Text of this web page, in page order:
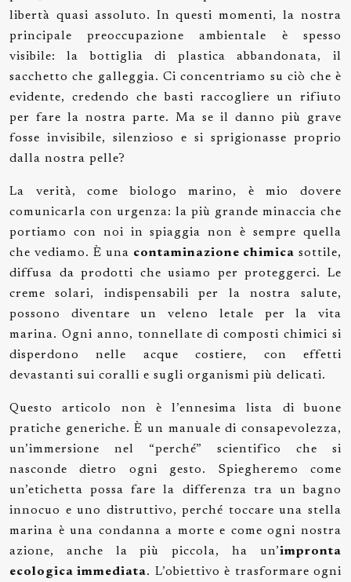
libertà quasi assoluto. In questi momenti, la nostra
principale preoccupazione ambientale è spesso
visibile: la bottiglia di plastica abbandonata, il
sacchetto che galleggia. Ci concentriamo su ciò che è
evidente, credendo che basti raccogliere un rifiuto
per fare la nostra parte. Ma se il danno più grave
fosse invisibile, silenzioso e si sprigionasse proprio
dalla nostra pelle?
La verità, come biologo marino, è mio dovere
comunicarla con urgenza: la più grande minaccia che
portiamo con noi in spiaggia non è sempre quella
che vediamo. È una contaminazione chimica sottile,
diffusa da prodotti che usiamo per proteggerci. Le
creme solari, indispensabili per la nostra salute,
possono diventare un veleno letale per la vita
marina. Ogni anno, tonnellate di composti chimici si
disperdono nelle acque costiere, con effetti
devastanti sui coralli e sugli organismi più delicati.
Questo articolo non è l’ennesima lista di buone
pratiche generiche. È un manuale di consapevolezza,
un’immersione nel “perché” scientifico che si
nasconde dietro ogni gesto. Spiegheremo come
un’etichetta possa fare la differenza tra un bagno
innocuo e uno distruttivo, perché toccare una stella
marina è una condanna a morte e come ogni nostra
azione, anche la più piccola, ha un’impronta
ecologica immediata. L’obiettivo è trasformare ogni